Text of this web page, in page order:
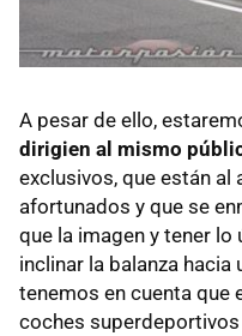
A pesar de ello,
dirigien al mismo
exclusivos, que están al
afortunados y que se
que la imagen y tener
inclinar la balanza
tenemos en cuenta que
coches